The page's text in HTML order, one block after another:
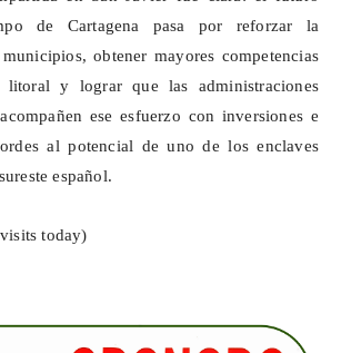
de Cartagena pasa por reforzar la
obtener mayores competencias
litoral y lograr que las administraciones
ese esfuerzo con inversiones e
al potencial de uno de los enclaves
español.
today)